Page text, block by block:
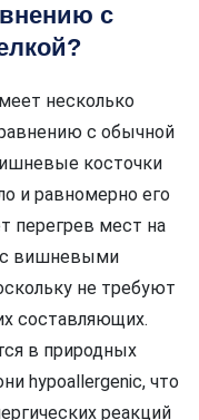
с
несколько
с обычной
косточки
и равномерно его
перегрев мест на
с вишневыми
не требуют
составляющих.
в природных
hypoallergenic, что
реакций